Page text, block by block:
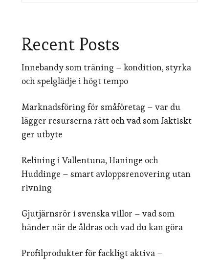
Recent Posts
Innebandy som träning – kondition, styrka
och spelglädje i högt tempo
Marknadsföring för småföretag – var du
lägger resurserna rätt och vad som faktiskt
ger utbyte
Relining i Vallentuna, Haninge och
Huddinge – smart avloppsrenovering utan
rivning
Gjutjärnsrör i svenska villor – vad som
händer när de åldras och vad du kan göra
Profilprodukter för fackligt aktiva –